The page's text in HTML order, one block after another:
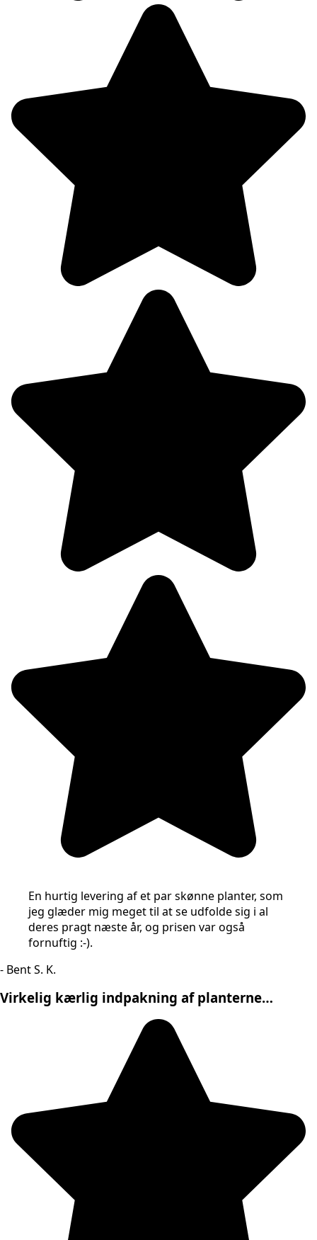
En hurtig levering af et par skønne planter, som
jeg glæder mig meget til at se udfolde sig i al
deres pragt næste år, og prisen var også
fornuftig :-).
- Bent S. K.
Virkelig kærlig indpakning af planterne…